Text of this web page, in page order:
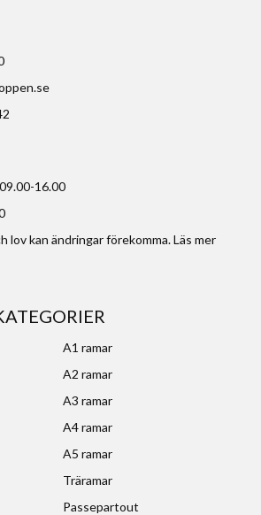
16.00
lov kan ändringar förekomma. Läs mer
A1 ramar
A2 ramar
A3 ramar
A4 ramar
A5 ramar
Träramar
Passepartout